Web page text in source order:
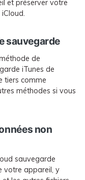
et préserver votre
sauvegarde
de
iTunes de
tiers comme
méthodes si vous
non
sauvegarde
votre appareil, y